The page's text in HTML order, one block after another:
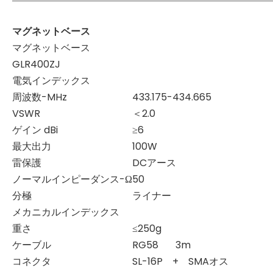
マグネットベース
マグネットベース
GLR400ZJ
電気インデックス
周波数-MHz
433.175-434.665
VSWR
＜2.0
ゲイン dBi
≥6
最大出力
100W
雷保護
DCアース
ノーマルインピーダンス-Ω50
分極
ライナー
メカニカルインデックス
重さ
≤250g
ケーブル
RG58 3m
コネクタ
SL-16P + SMAオス